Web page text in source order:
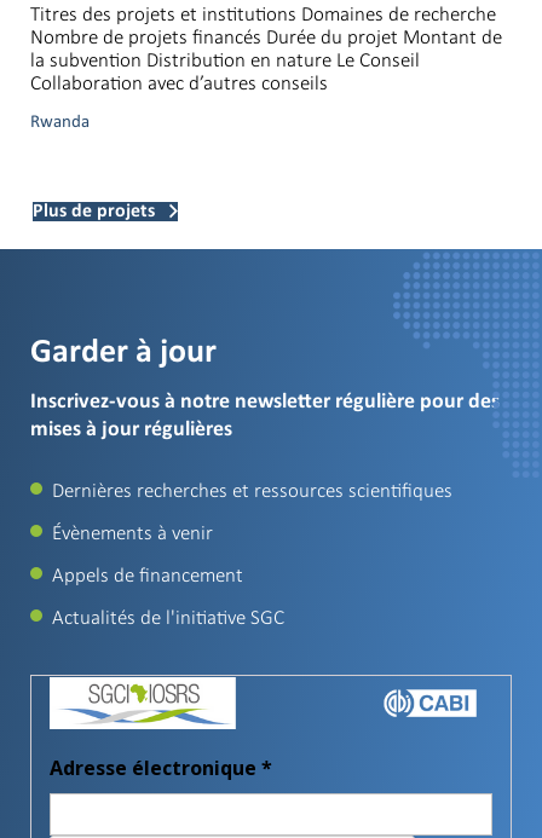
Titres des projets et institutions Domaines de recherche
Nombre de projets financés Durée du projet Montant de
la subvention Distribution en nature Le Conseil
Collaboration avec d’autres conseils
Rwanda
Plus de projets
Garder à jour
Inscrivez-vous à notre newsletter régulière pour des
mises à jour régulières
Dernières recherches et ressources scientifiques
Évènements à venir
Appels de financement
Actualités de l'initiative SGC